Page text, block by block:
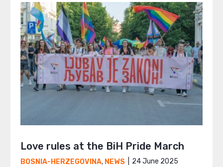
Love rules at the BiH Pride March
BOSNIA-HERZEGOVINA, NEWS 24 June 2025